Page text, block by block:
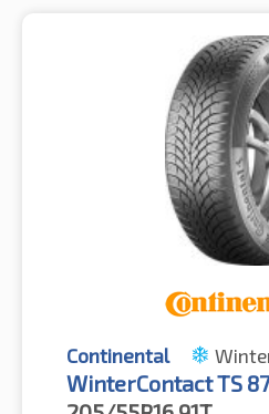
Continental
WinterContact TS